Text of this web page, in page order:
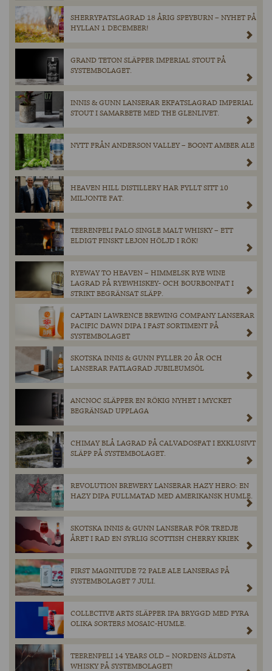
SHERRYFATSLAGRAD 18 ÅRIG SPEYBURN – NYHET PÅ
HYLLAN 1 DECEMBER!
GRAND TETON SLÄPPER IMPERIAL STOUT PÅ
SYSTEMBOLAGET.
INNIS & GUNN LANSERAR EKFATSLAGRAD IMPERIAL
STOUT I SAMARBETE MED THE GLENLIVET.
NYTT FRÅN ANDERSON VALLEY – BOONT AMBER ALE
HEAVEN HILL DISTILLERY HAR FYLLT SITT 10
MILJONTE FAT.
TEERENPELI PALO SINGLE MALT WHISKY – ETT
ELDIGT FINSKT LEJON HÖLJD I RÖK!
RYEWAY TO HEAVEN – HIMMELSK RYE WINE
LAGRAD PÅ RYEWHISKEY- OCH BOURBONFAT I
STRIKT BEGRÄNSAT SLÄPP.
CAPTAIN LAWRENCE BREWING COMPANY LANSERAR
PACIFIC DAWN DIPA I FAST SORTIMENT PÅ
SYSTEMBOLAGET
SKOTSKA INNIS & GUNN FYLLER 20 ÅR OCH
LANSERAR FATLAGRAD JUBILEUMSÖL
ANCNOC SLÄPPER EN RÖKIG NYHET I MYCKET
BEGRÄNSAD UPPLAGA
CHIMAY BLÅ LAGRAD PÅ CALVADOSFAT I EXKLUSIVT
SLÄPP PÅ SYSTEMBOLAGET.
REVOLUTION BREWERY LANSERAR HAZY HERO: EN
HAZY DIPA FULLMATAD MED AMERIKANSK HUMLE.
SKOTSKA INNIS & GUNN LANSERAR FÖR TREDJE
ÅRET I RAD EN SYRLIG SCOTTISH CHERRY KRIEK
FIRST MAGNITUDE 72 PALE ALE LANSERAS PÅ
SYSTEMBOLAGET 7 JULI.
COLLECTIVE ARTS SLÄPPER IPA BRYGGD MED FYRA
OLIKA SORTERS MOSAIC-HUMLE.
TEERENPELI 14 YEARS OLD – NORDENS ÄLDSTA
WHISKY PÅ SYSTEMBOLAGET!